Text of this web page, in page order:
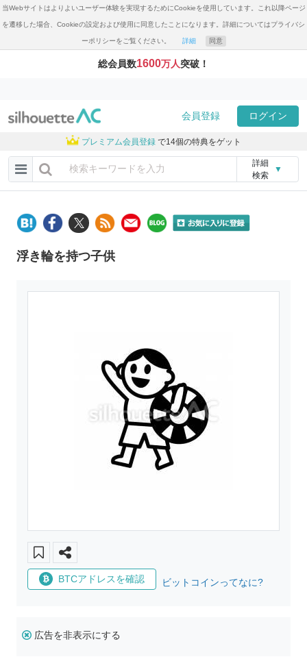
当Webサイトはよりよいユーザー体験を実現するためにCookieを使用しています。これ以降ページ
を遷移した場合、Cookieの設定および使用に同意したことになります。詳細についてはプライバシ
ーポリシーをご覧ください。 詳細 同意
総会員数1600万人突破！
会員登録 ログイン
プレミアム会員登録 で14個の特典をゲット
詳細
検索
▼
浮き輪を持つ子供
BTCアドレスを確認 ビットコインってなに?
広告を非表示にする